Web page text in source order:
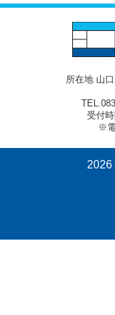
所在地 山
受付
※